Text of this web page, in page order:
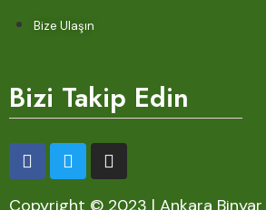
Bize Ulaşın
Bizi Takip Edin
Copyright © 2023 | Ankara Binyar